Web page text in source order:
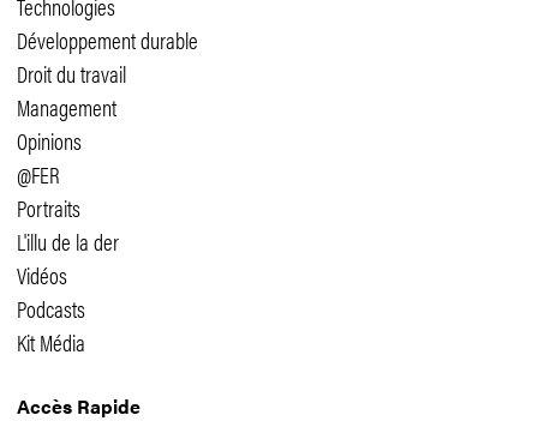
Développement durable
Droit du travail
Management
Opinions
@FER
Portraits
L'illu de la der
Vidéos
Podcasts
Kit Média
Accès Rapide